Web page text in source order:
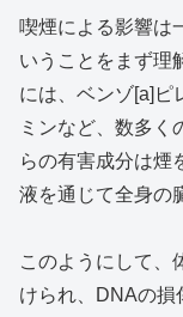
喫煙による影響は
いうことをまず理
には、ベンゾ[a]ピ
ミンなど、数多く
らの有害成分は煙
液を通じて全身の
このようにして、
けられ、DNAの損